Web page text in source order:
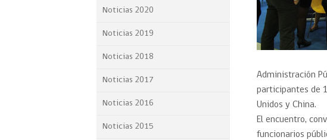
Sé parte de nuestro equipoDatos Abiertos
API de
Ciberseguridad
Emergencias
Noticias 2020
Noticias 2019
Noticias 2018
Noticias 2017
Noticias 2016
Noticias 2015
Administración
participantes de
Unidos y China.
El encuentro,
funcionarios